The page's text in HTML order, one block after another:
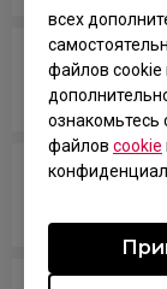
всех
файлов cookie
ознакомьтесь
файлов cookie
Which
Series X/S for
Does my